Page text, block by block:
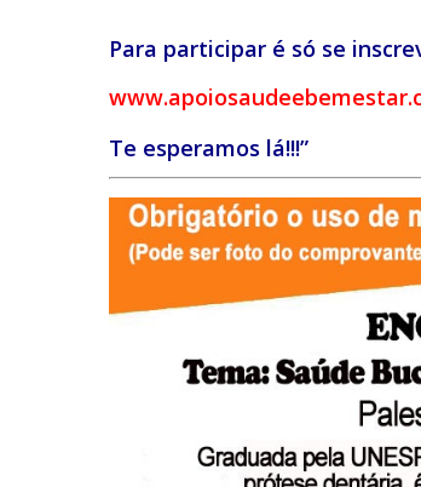
Para participar é só se
Te esperamos lá!!!”